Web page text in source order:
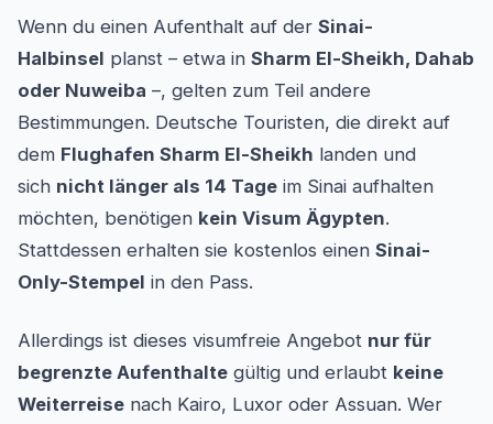
Wenn du einen Aufenthalt auf der Sinai-
Halbinsel planst – etwa in Sharm El-Sheikh, Dahab
oder Nuweiba –, gelten zum Teil andere
Bestimmungen. Deutsche Touristen, die direkt auf
dem Flughafen Sharm El-Sheikh landen und
sich nicht länger als 14 Tage im Sinai aufhalten
möchten, benötigen kein Visum Ägypten.
Stattdessen erhalten sie kostenlos einen Sinai-
Only-Stempel in den Pass.
Allerdings ist dieses visumfreie Angebot nur für
begrenzte Aufenthalte gültig und erlaubt keine
Weiterreise nach Kairo, Luxor oder Assuan. Wer